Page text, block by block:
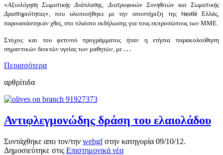
«Αξιολόγηση ΣωματικήςΔιάπλασης, Διατροφικών Συνηθειών και Σωματικής
Δραστηριότητας», που υλοποιήθηκε με την υποστήριξη της Nestlé Ελλάς,
παρουσιάστηκαν χθες, στο πλαίσιο εκδήλωσης για τους εκπροσώπους των ΜΜΕ.
Στόχος και του φετινού προγράμματος ήταν η ετήσια παρακολούθηση
σημαντικών δεικτών υγείας των μαθητών, με …
Περισσότερα
αρθρίτιδα
Αντιφλεγμονώδης δράση του ελαιολάδου
Συντάχθηκε απο τον/την webgfστην κατηγορία 09/10/12.
Δημοσιεύτηκε στις Επιστημονικά νέα